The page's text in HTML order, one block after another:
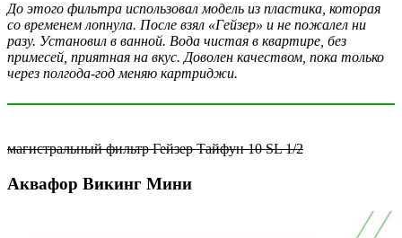
До этого фильтра использовал модель из пластика, которая
со временем лопнула. После взял «Гейзер» и не пожалел ни
разу. Установил в ванной. Вода чистая в квартире, без
примесей, приятная на вкус. Доволен качеством, пока только
через полгода-год меняю картриджи.
магистральный фильтр Гейзер Тайфун 10 SL 1/2
Аквафор Викинг Мини